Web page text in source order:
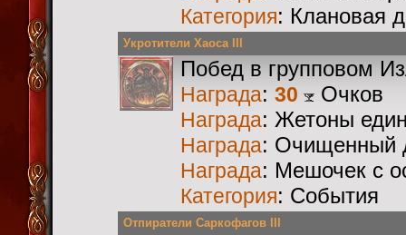
Категория: Клановая
Укротители Хаоса III
Побед в групповом
Награда: 30 Очков
Награда: Жетоны
Награда: Очищенный
Награда: Мешочек с
Категория: События
Отпиратели Саркофагов III